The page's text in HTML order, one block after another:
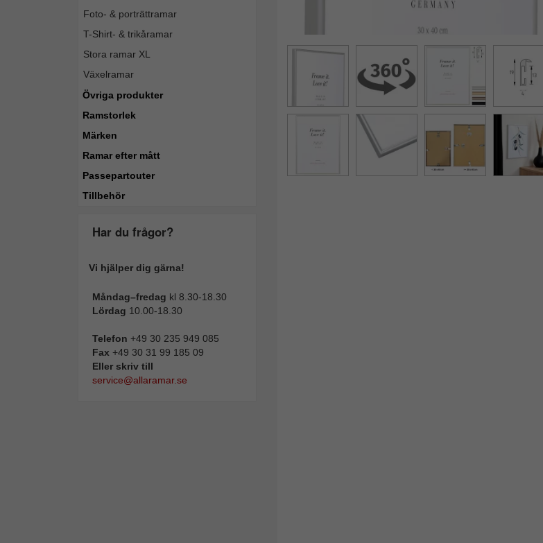
Foto- & porträttramar
T-Shirt- & trikåramar
Stora ramar XL
Växelramar
Övriga produkter
Ramstorlek
Märken
Ramar efter mått
Passepartouter
Tillbehör
Har du frågor?
Vi hjälper dig gärna!
Måndag–fredag kl 8.30-18.30
Lördag 10.00-18.30
Telefon +49 30 235 949 085
Fax +49 30 31 99 185 09
Eller skriv till
service@allaramar.se